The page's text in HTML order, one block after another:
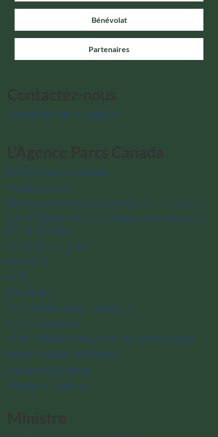
Bénévolat
Partenaires
Contactez Parcs Canada
Le mandat et la charte
Transparence
Message du président et chef de la direction
Les relations avec les peuples autochtones à
Parcs Canada
Stratégies et plans
Rapports
Avis
Nouvelles
Lieux historiques nationaux
Parcs nationaux
Aires marines nationales de conservation
Parcs urbains nationaux
Nature et sciences
Culture et histoire